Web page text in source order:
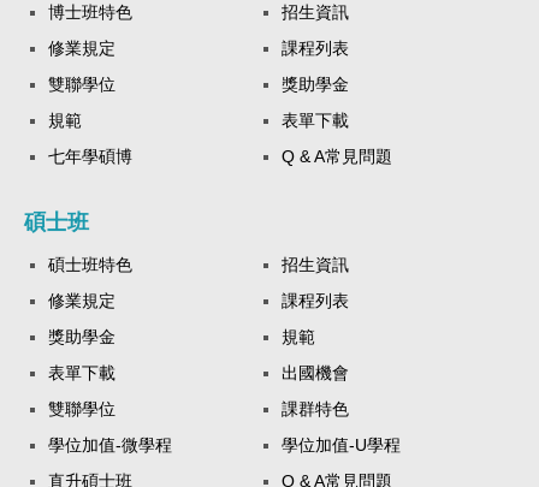
博士班特色
招生資訊
修業規定
課程列表
雙聯學位
獎助學金
規範
表單下載
七年學碩博
Q & A常見問題
碩士班
碩士班特色
招生資訊
修業規定
課程列表
獎助學金
規範
表單下載
出國機會
雙聯學位
課群特色
學位加值-微學程
學位加值-U學程
直升碩士班
Q & A常見問題